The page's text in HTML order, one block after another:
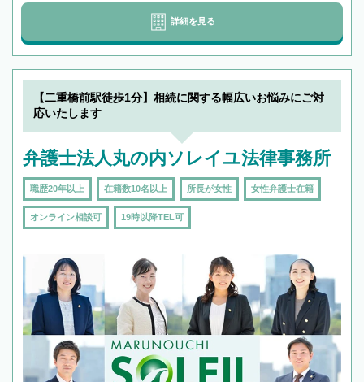
詳細を見る
【二重橋前駅徒歩1分】相続に関する幅広いお悩みにご対
応いたします
弁護士法人丸の内ソレイユ法律事務所
職歴20年以上 在籍数10名以上 所長が女性 女性弁護士在籍
オンライン相談可 19時以降TEL可